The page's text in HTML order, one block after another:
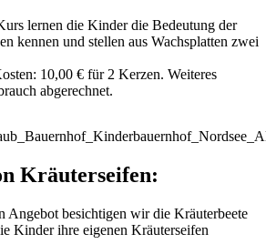
lernen die Kinder die Bedeutung der
kennen und stellen aus Wachsplatten zwei
10,00 € für 2 Kerzen. Weiteres
abgerechnet.
Kräuterseifen:
Angebot besichtigen wir die Kräuterbeete
Kinder ihre eigenen Kräuterseifen